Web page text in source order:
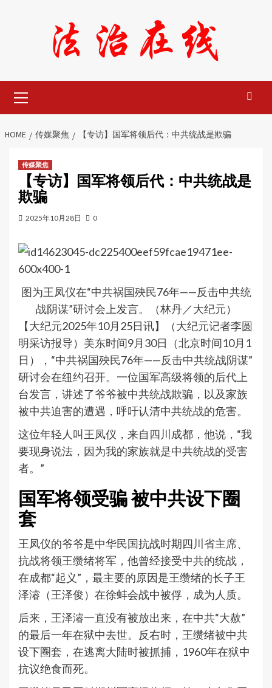
Menu
HOME 传媒聚焦 【专访】国军将领后代：中共统战是欺骗
传媒聚焦
【专访】国军将领后代：中共统战是
欺骗
2025年10月28日 0
图为王凤仪在“中共祸国殃民76年——反击中共统
战阴谋”研讨会上发言。（林丹／大纪元）
【大纪元2025年10月25日讯】（大纪元记者李圆
明采访报导）美东时间9月30日（北京时间10月1
日），“中共祸国殃民76年——反击中共统战阴谋”
研讨会在纽约召开。一位国军高级将领的后代上
台发言，讲述了爷爷被中共统战欺骗，以及家族
被中共迫害的遭遇，呼吁认清中共统战的危害。
这位年轻人叫王凤仪，来自四川成都，他说，“我
要现身说法，因为我的家族就是中共统战的受害
者。”
国军将领受骗 被中共设下圈
套
王凤仪的爷爷是中华民国抗战时期四川省主席、
抗战将领王缵绪将军，他曾经接受中共的统战，
在成都“起义”，最主要的原因是王缵绪的长子王
泽濬（王泽俊）在徐蚌会战中被俘，成为人质。
后来，王泽濬一直没有被放出来，在中共“大赦”
的最后一年在狱中去世。反右时，王缵绪被中共
设下圈套，在逃离大陆时被抓捕，1960年在狱中
抗议绝食而死。